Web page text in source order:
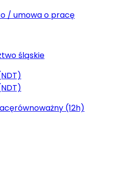
/ umowa o pracę
śląskie
równoważny (12h)